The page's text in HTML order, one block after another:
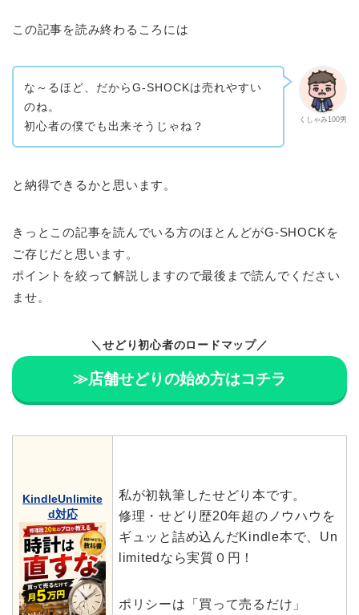
この記事を読み終わるころには
くしゃみ100男
な～るほど、だからG-SHOCKは売れやすい
のね。
初心者の僕でも出来そうじゃね？
と納得できるかと思います。
きっとこの記事を読んでいる方のほとんどがG-SHOCKを
ご存じだと思います。
ポイントを絞って解説しますので最後まで読んでください
ませ。
＼せどり初心者のロードマップ／
≫店舗せどりの始め方はコチラ
KindleUnlimite
d対応
私が初執筆したせどり本です。
修理・せどり歴20年超のノウハウを
ギュッと詰め込んだKindle本で、Un
limitedなら実質０円！
ポリシーは「買って売るだけ」